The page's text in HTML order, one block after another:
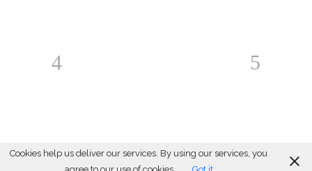
Cookies help us deliver our services. By using our services, you